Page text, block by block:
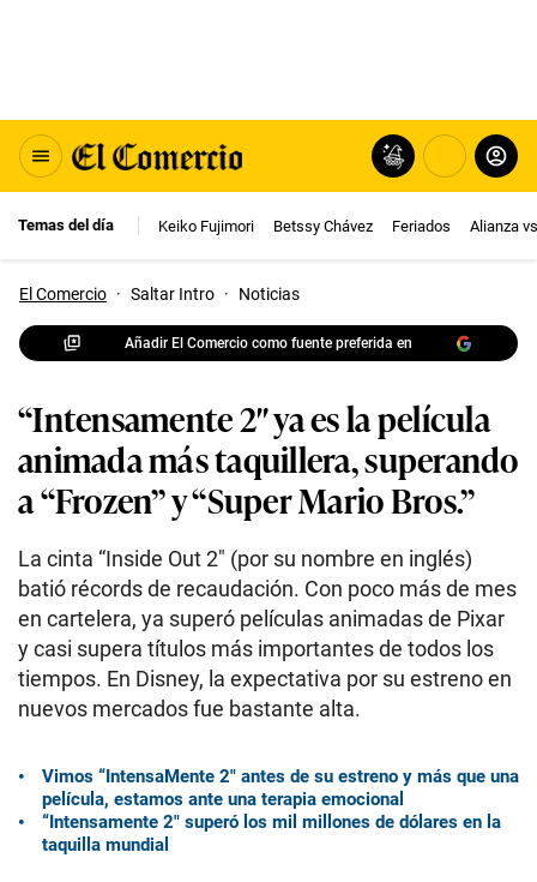
Temas del día Keiko Fujimori Betssy Chávez Feriados Alianza
El Comercio · Saltar Intro · Noticias
Añadir El Comercio como fuente preferida en
“Intensamente 2″ ya es la película
animada más taquillera, superando
a “Frozen” y “Super Mario Bros.”
La cinta “Inside Out 2″ (por su nombre en inglés)
batió récords de recaudación. Con poco más de mes
en cartelera, ya superó películas animadas de Pixar
y casi supera títulos más importantes de todos los
tiempos. En Disney, la expectativa por su estreno en
nuevos mercados fue bastante alta.
Vimos “IntensaMente 2″ antes de su estreno y más que una
película, estamos ante una terapia emocional
“Intensamente 2″ superó los mil millones de dólares en la
taquilla mundial